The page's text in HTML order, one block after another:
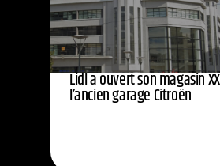
Lidl a ouvert son magasin
l’ancien garage Citroën